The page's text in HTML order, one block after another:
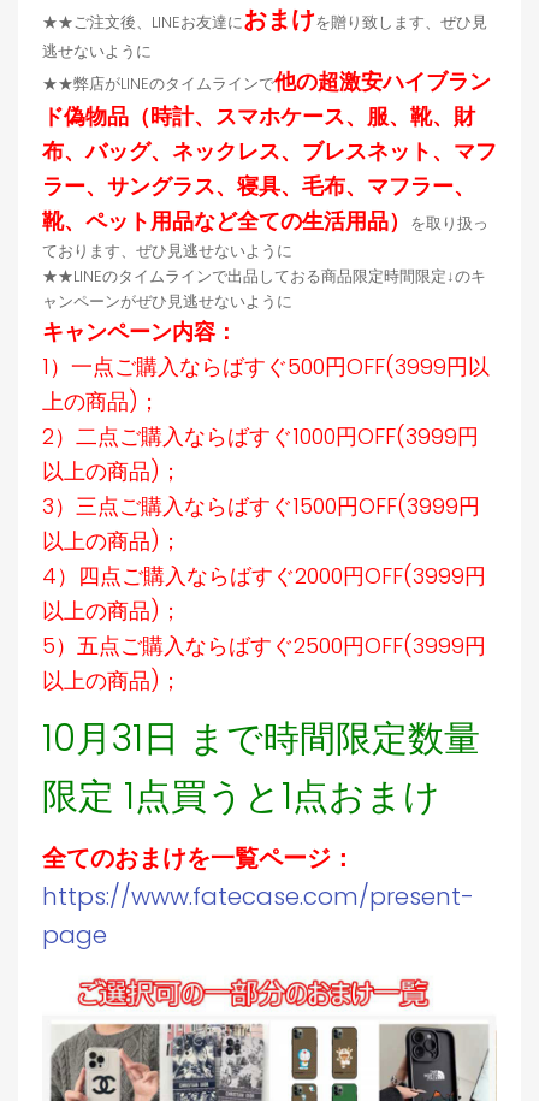
★★ご注文後、LINEお友達におまけを贈り致します、ぜひ見
逃せないように
★★弊店がLINEのタイムラインで他の超激安ハイブラン
ド偽物品（時計、スマホケース、服、靴、財
布、バッグ、ネックレス、ブレスネット、マフ
ラー、サングラス、寝具、毛布、マフラー、
靴、ペット用品など全ての生活用品）
を取り扱っ
ております、ぜひ見逃せないように
★★LINEのタイムラインで出品しておる商品限定時間限定↓のキ
ャンペーンがぜひ見逃せないように
キャンペーン内容：
1）一点ご購入ならばすぐ500円OFF(3999円以
上の商品)；
2）二点ご購入ならばすぐ1000円OFF(3999円
以上の商品)；
3）三点ご購入ならばすぐ1500円OFF(3999円
以上の商品)；
4）四点ご購入ならばすぐ2000円OFF(3999円
以上の商品)；
5）五点ご購入ならばすぐ2500円OFF(3999円
以上の商品)；
10月31日 まで時間限定数量
限定 1点買うと1点おまけ
全てのおまけを一覧ページ：
https://www.fatecase.com/present-
page